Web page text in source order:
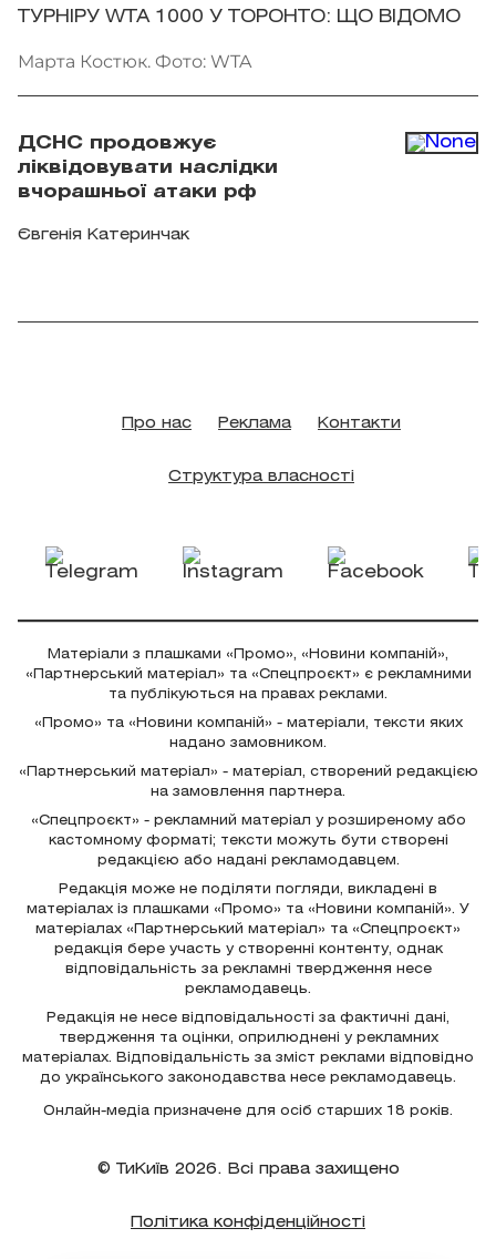
ТУРНІРУ WTA 1000 У ТОРОНТО: ЩО ВІДОМО
Марта Костюк. Фото: WTA
ДСНС продовжує
ліквідовувати наслідки
вчорашньої атаки рф
Євгенія Катеринчак
Про нас Реклама Контакти
Структура власності
Матеріали з плашками «Промо», «Новини компаній»,
«Партнерський матеріал» та «Спецпроєкт» є рекламними
та публікуються на правах реклами.
«Промо» та «Новини компаній» - матеріали, тексти яких
надано замовником.
«Партнерський матеріал» - матеріал, створений редакцією
на замовлення партнера.
«Спецпроєкт» - рекламний матеріал у розширеному або
кастомному форматі; тексти можуть бути створені
редакцією або надані рекламодавцем.
Редакція може не поділяти погляди, викладені в
матеріалах із плашками «Промо» та «Новини компаній». У
матеріалах «Партнерський матеріал» та «Спецпроєкт»
редакція бере участь у створенні контенту, однак
відповідальність за рекламні твердження несе
рекламодавець.
Редакція не несе відповідальності за фактичні дані,
твердження та оцінки, оприлюднені у рекламних
матеріалах. Відповідальність за зміст реклами відповідно
до українського законодавства несе рекламодавець.
Онлайн-медіа призначене для осіб старших 18 років.
© ТиКиїв 2026. Всі права захищено
Політика конфіденційності